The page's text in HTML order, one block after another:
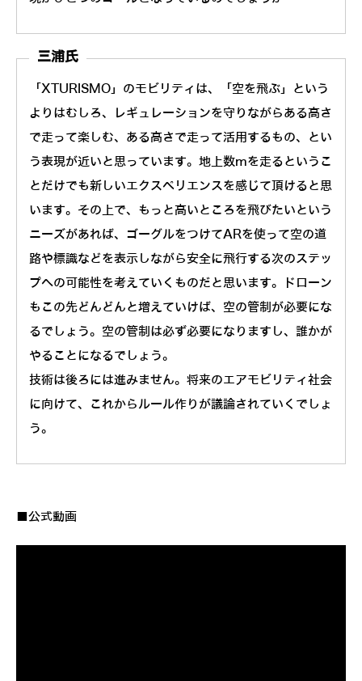
三浦氏
「XTURISMO」のモビリティは、「空を飛ぶ」という
よりはむしろ、レギュレーションを守りながらある高さ
で走って楽しむ、ある高さで走って活用するもの、とい
う表現が近いと思っています。地上数mを走るというこ
とだけでも新しいエクスペリエンスを感じて頂けると思
います。その上で、もっと高いところを飛びたいという
ニーズがあれば、ゴーグルをつけてARを使って空の道
路や標識などを表示しながら安全に飛行する次のステッ
プへの可能性を考えていくものだと思います。ドローン
もこの先どんどんと増えていけば、空の管制が必要にな
るでしょう。空の管制は必ず必要になりますし、誰かが
やることになるでしょう。
技術は後ろには進みません。将来のエアモビリティ社会
に向けて、これからルール作りが議論されていくでしょ
う。
■公式動画